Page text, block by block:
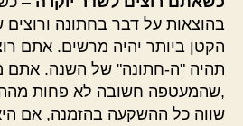
בהוצאות על דבר בחתונה
הקטן ביותר יהיה מרשים. אתם
תהיה "ה-חתונה" של השנה. אתם
,שהמעטפה חשובה לא פחות
שווה כל ההשקעה בהזמנה, אם